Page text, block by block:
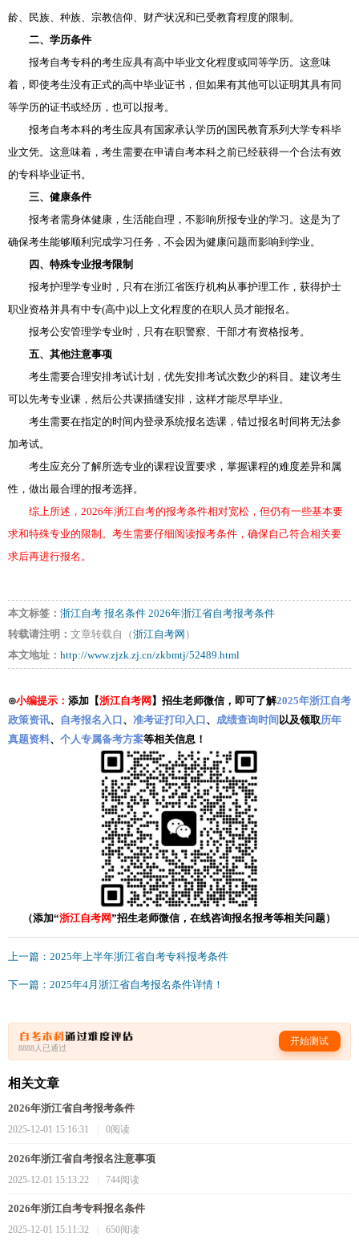
龄、民族、种族、宗教信仰、财产状况和已受教育程度的限制。
二、学历条件
报考自考专科的考生应具有高中毕业文化程度或同等学历。这意味
着，即使考生没有正式的高中毕业证书，但如果有其他可以证明其具有同
等学历的证书或经历，也可以报考。
报考自考本科的考生应具有国家承认学历的国民教育系列大学专科毕
业文凭。这意味着，考生需要在申请自考本科之前已经获得一个合法有效
的专科毕业证书。
三、健康条件
报考者需身体健康，生活能自理，不影响所报专业的学习。这是为了
确保考生能够顺利完成学习任务，不会因为健康问题而影响到学业。
四、特殊专业报考限制
报考护理学专业时，只有在浙江省医疗机构从事护理工作，获得护士
职业资格并具有中专(高中)以上文化程度的在职人员才能报名。
报考公安管理学专业时，只有在职警察、干部才有资格报考。
五、其他注意事项
考生需要合理安排考试计划，优先安排考试次数少的科目。建议考生
可以先考专业课，然后公共课插缝安排，这样才能尽早毕业。
考生需要在指定的时间内登录系统报名选课，错过报名时间将无法参
加考试。
考生应充分了解所选专业的课程设置要求，掌握课程的难度差异和属
性，做出最合理的报考选择。
综上所述，2026年浙江自考的报考条件相对宽松，但仍有一些基本要
求和特殊专业的限制。考生需要仔细阅读报考条件，确保自己符合相关要
求后再进行报名。
本文标签： 浙江自考 报名条件 2026年浙江省自考报考条件
转载请注明： 文章转载自（浙江自考网 ）
本文地址： http://www.zjzk.zj.cn/zkbmtj/52489.html
⊙小编提示： 添加【浙江自考网 】招生老师微信，即可了解2025年浙江自考
政策资讯、 自考报名入口 、 准考证打印入口 、 成绩查询时间 以及领取历年
真题资料、 个人专属备考方案等相关信息！
（添加“浙江自考网”招生老师微信，在线咨询报名报考等相关问题）
上一篇：2025年上半年浙江省自考专科报考条件
下一篇：2025年4月浙江省自考报名条件详情！
8888人已通过
开始测试
相关文章
2026年浙江省自考报考条件
2025-12-01 15:16:31
|0阅读
2026年浙江省自考报名注意事项
2025-12-01 15:13:22
744阅读
2026年浙江自考专科报名条件
2025-12-01 15:11:32
|650阅读